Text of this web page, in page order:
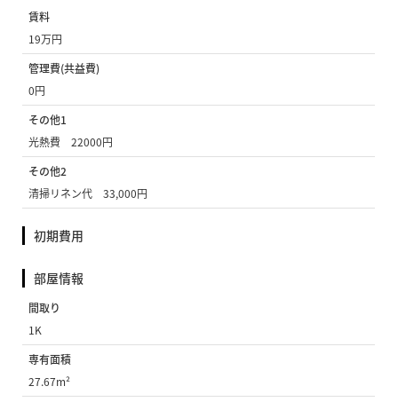
賃料
19万円
管理費(共益費)
0円
その他1
光熱費 22000円
その他2
清掃リネン代 33,000円
初期費用
部屋情報
間取り
1K
専有面積
27.67m²